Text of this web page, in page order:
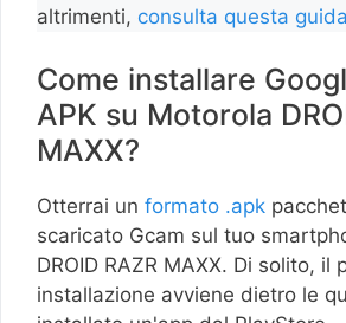
altrimenti, consulta questa guida
Come installare
APK su Motorola
MAXX?
Otterrai un formato .apk
scaricato Gcam sul tuo
DROID RAZR MAXX. Di solito, il
installazione avviene dietro le